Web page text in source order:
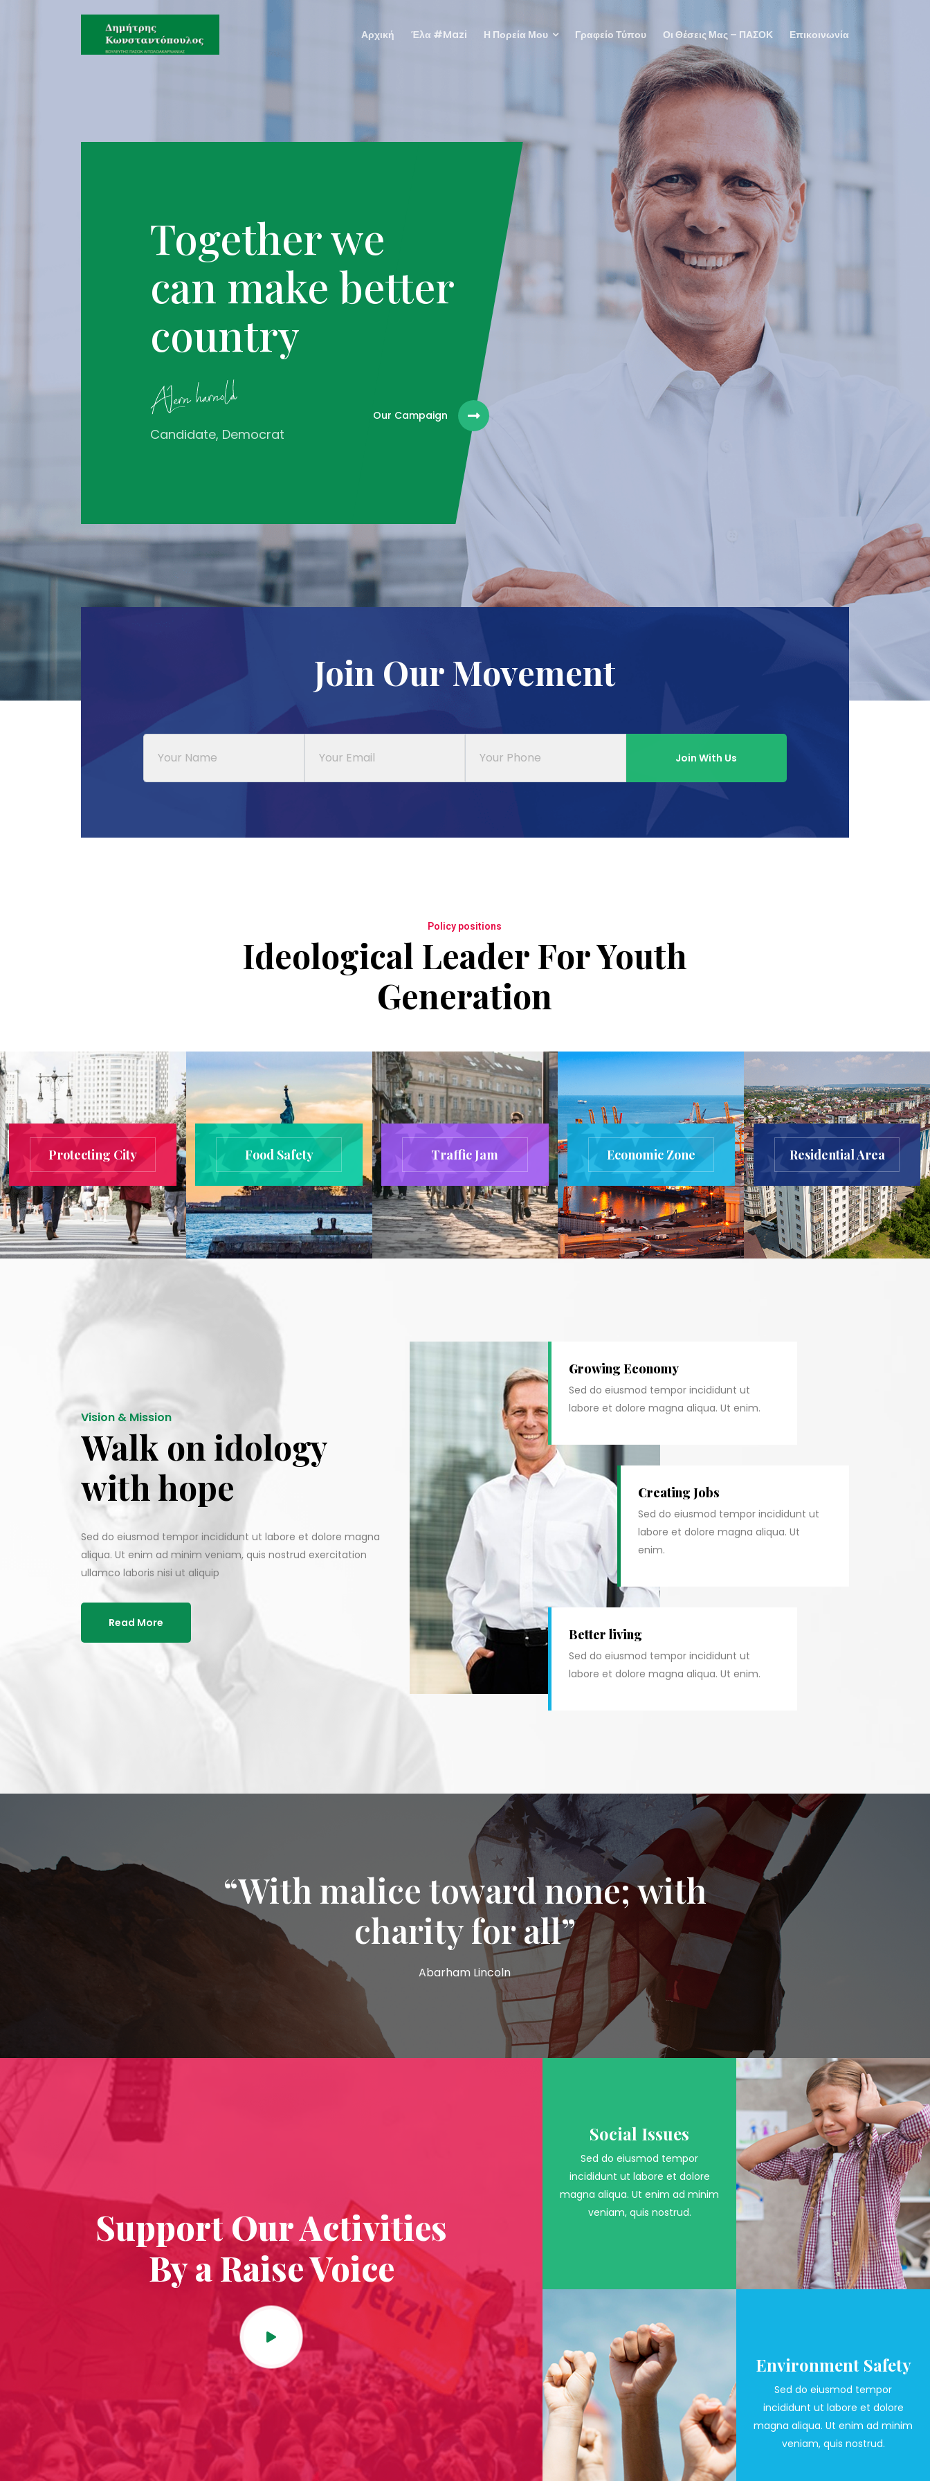
Αρχική Έλα #mazi Η Πορεία Μου Γραφείο Τύπου Οι Θέσεις Μας – ΠΑΣΟΚ Επικοινωνία
Together we
can make better
country
Candidate, Democrat
Our Campaign
Join Our Movement
Policy positions
Ideological Leader For Youth
Generation
Protecting City Food Safety Traffic Jam Economic Zone Residential Area
Vision & Mission
Walk on idology
with hope
Sed do eiusmod tempor incididunt ut labore et dolore magna
aliqua. Ut enim ad minim veniam, quis nostrud exercitation
ullamco laboris nisi ut aliquip
Read More
Growing Economy
Sed do eiusmod tempor incididunt ut
labore et dolore magna aliqua. Ut enim.
Creating Jobs
Sed do eiusmod tempor incididunt ut
labore et dolore magna aliqua. Ut
enim.
Better living
Sed do eiusmod tempor incididunt ut
labore et dolore magna aliqua. Ut enim.
“With malice toward none; with
charity for all”
Abarham Lincoln
Support Our Activities
By a Raise Voice
Social Issues
Sed do eiusmod tempor
incididunt ut labore et dolore
magna aliqua. Ut enim ad minim
veniam, quis nostrud.
Environment Safety
Sed do eiusmod tempor
incididunt ut labore et dolore
magna aliqua. Ut enim ad minim
veniam, quis nostrud.